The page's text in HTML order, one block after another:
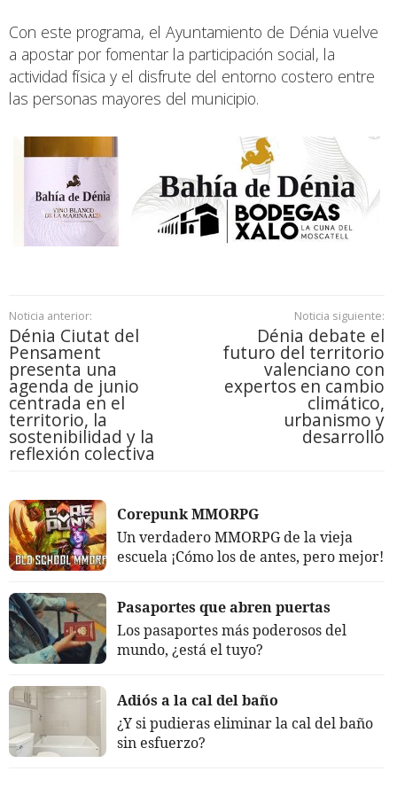
Con este programa, el Ayuntamiento de Dénia vuelve
a apostar por fomentar la participación social, la
actividad física y el disfrute del entorno costero entre
las personas mayores del municipio.
Noticia anterior:
Dénia Ciutat del
Pensament
presenta una
agenda de junio
centrada en el
territorio, la
sostenibilidad y la
reflexión colectiva
Noticia siguiente:
Dénia debate el
futuro del territorio
valenciano con
expertos en cambio
climático,
urbanismo y
desarrollo
Corepunk MMORPG
Un verdadero MMORPG de la vieja
escuela ¡Cómo los de antes, pero mejor!
Pasaportes que abren puertas
Los pasaportes más poderosos del
mundo, ¿está el tuyo?
Adiós a la cal del baño
¿Y si pudieras eliminar la cal del baño
sin esfuerzo?